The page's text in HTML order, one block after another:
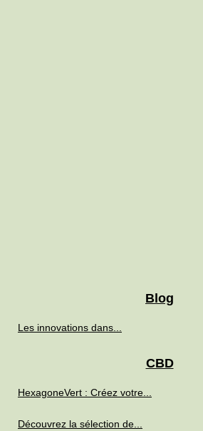
Blog
Les innovations dans...
CBD
HexagoneVert : Créez votre...
Découvrez la sélection de...